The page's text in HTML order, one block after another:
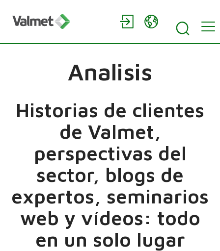
Analisis
Historias de clientes
de Valmet,
perspectivas del
sector, blogs de
expertos, seminarios
web y vídeos: todo
en un solo lugar